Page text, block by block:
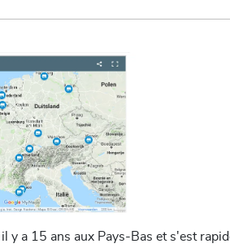
y a 15 ans aux Pays-Bas et s'est